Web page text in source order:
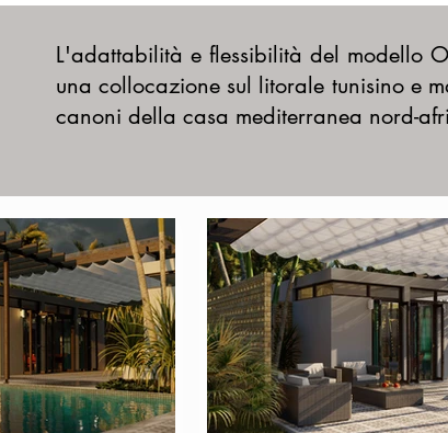
L'adattabilità e flessibilità del modello
una collocazione sul litorale tunisino e
canoni della casa mediterranea nord-